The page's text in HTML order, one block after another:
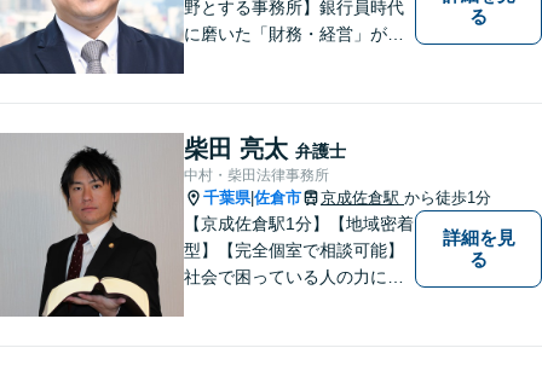
野とする事務所】銀行員時代
に磨いた「財務・経営」が強
すいパートナーを目指してい
ます。【元裁判官の弁護士も
在籍】企業法務を中心に、個
人案件にも対応
る
柴田 亮太 弁護士
中村・柴田法律事務所
千葉県|佐倉市 京成佐倉駅 から徒歩1分
【京成佐倉駅1分】【地域密着
型】【完全個室で相談可能】
社会で困っている人の力にな
詳細を見
る